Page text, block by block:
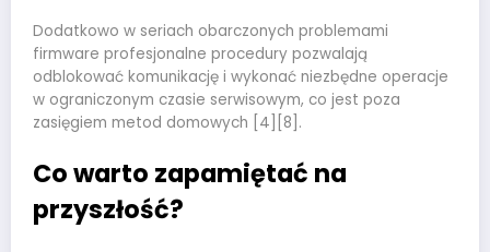
Dodatkowo w seriach obarczonych problemami
firmware profesjonalne procedury pozwalają
odblokować komunikację i wykonać niezbędne operacje
w ograniczonym czasie serwisowym, co jest poza
zasięgiem metod domowych [4][8].
Co warto zapamiętać na
przyszłość?